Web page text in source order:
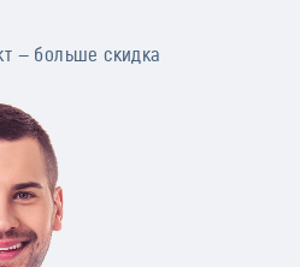
— больше скидка